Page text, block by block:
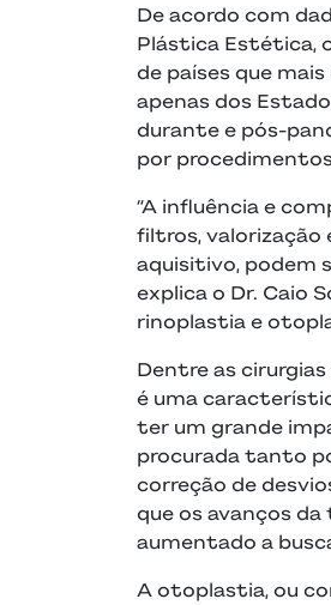
De acordo com
Plástica Estética,
de países que
apenas dos
durante e pós-
por
“A influência e
filtros, valorização
aquisitivo, podem
explica o Dr. Caio
rinoplastia e
Dentre as
é uma
ter um grande
procurada tanto
correção de
que os avanços
aumentado a
A otoplastia, ou